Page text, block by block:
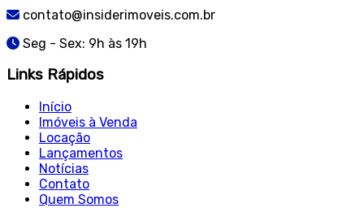
contato@insiderimoveis.com.br
Seg - Sex: 9h às 19h
Links Rápidos
Início
Imóveis à Venda
Locação
Lançamentos
Notícias
Contato
Quem Somos